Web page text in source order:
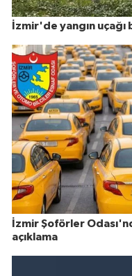
İzmir'de yangın uçağı
İzmir Şoförler
açıklama